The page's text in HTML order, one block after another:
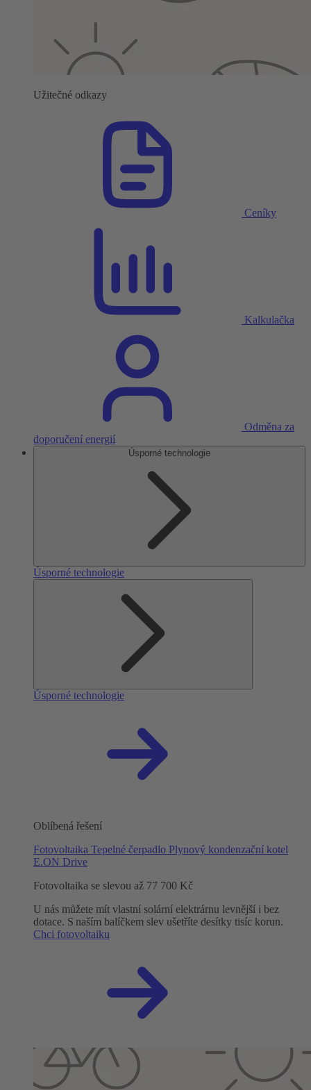
Užitečné odkazy
Ceníky
Kalkulačka
Odměna za
doporučení energií
Úsporné technologie
Úsporné technologie
Úsporné technologie
Oblíbená řešení
Fotovoltaika Tepelné čerpadlo Plynový kondenzační kotel
E.ON Drive
Fotovoltaika se slevou až 77 700 Kč
U nás můžete mít vlastní solární elektrárnu levnější i bez
dotace. S naším balíčkem slev ušetříte desítky tisíc korun.
Chci fotovoltaiku